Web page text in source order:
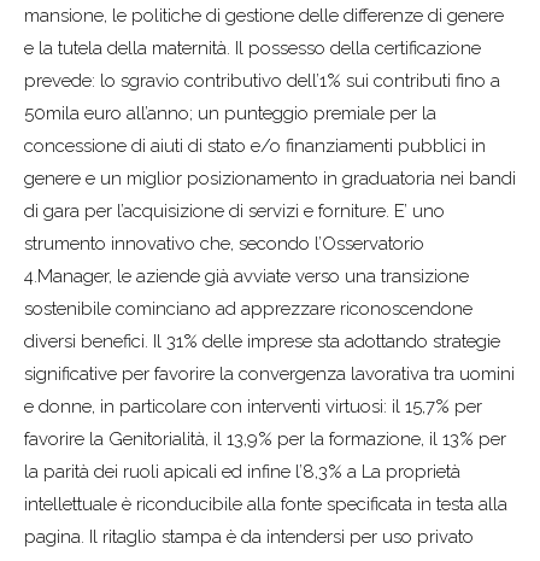
mansione, le politiche di gestione delle differenze di genere
e la tutela della maternità. Il possesso della certificazione
prevede: lo sgravio contributivo dell’1% sui contributi fino a
50mila euro all’anno; un punteggio premiale per la
concessione di aiuti di stato e/o finanziamenti pubblici in
genere e un miglior posizionamento in graduatoria nei bandi
di gara per l’acquisizione di servizi e forniture. E’ uno
strumento innovativo che, secondo l’Osservatorio
4.Manager, le aziende già avviate verso una transizione
sostenibile cominciano ad apprezzare riconoscendone
diversi benefici. Il 31% delle imprese sta adottando strategie
significative per favorire la convergenza lavorativa tra uomini
e donne, in particolare con interventi virtuosi: il 15,7% per
favorire la Genitorialità, il 13,9% per la formazione, il 13% per
la parità dei ruoli apicali ed infine l’8,3% a La proprietà
intellettuale è riconducibile alla fonte specificata in testa alla
pagina. Il ritaglio stampa è da intendersi per uso privato